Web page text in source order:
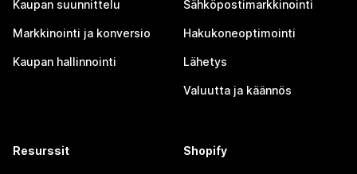
Kaupan suunnittelu
Markkinointi ja konversio
Kaupan hallinnointi
Sähköpostimarkkinointi
Hakukoneoptimointi
Lähetys
Valuutta ja käännös
Resurssit Shopify